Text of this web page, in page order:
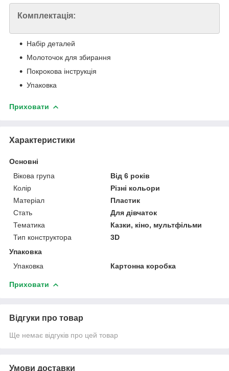
Комплектація:
Набір деталей
Молоточок для збирання
Покрокова інструкція
Упаковка
Приховати
Характеристики
Основні
Вікова група
Від 6 років
Колір
Різні кольори
Матеріал
Пластик
Стать
Для дівчаток
Тематика
Казки, кіно, мультфільми
Тип конструктора
3D
Упаковка
Упаковка
Картонна коробка
Приховати
Відгуки про товар
Ще немає відгуків про цей товар
Умови доставки